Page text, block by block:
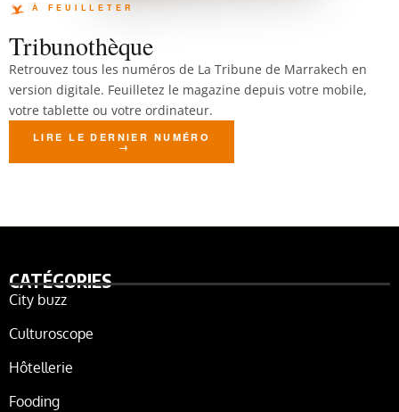
Tribunothèque
Retrouvez tous les numéros de La Tribune de Marrakech en
version digitale. Feuilletez le magazine depuis votre mobile,
votre tablette ou votre ordinateur.
LIRE LE DERNIER NUMÉRO
CATÉGORIES
City buzz
Culturoscope
Hôtellerie
Fooding